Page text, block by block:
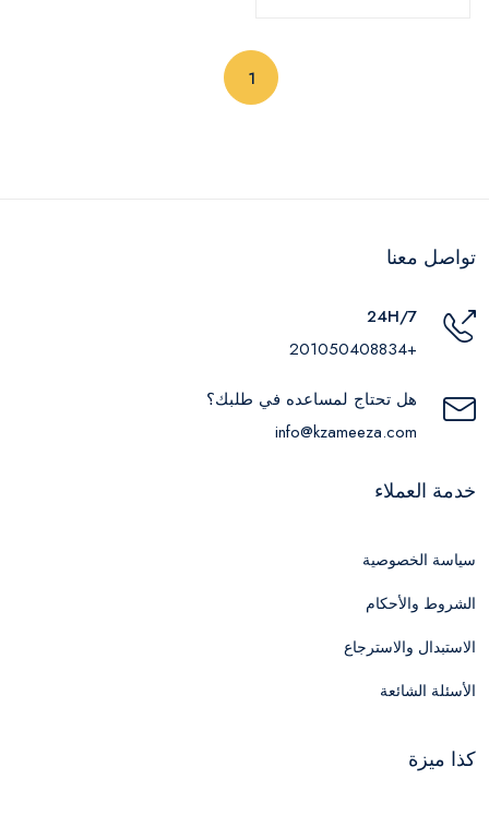
1
تواصل معنا
24H/7
+201050408834
هل تحتاج لمساعده في طلبك؟
info@kzameeza.com
خدمة العملاء
سياسة الخصوصية
الشروط والأحكام
الاستبدال والاسترجاع
الأسئلة الشائعة
كذا ميزة